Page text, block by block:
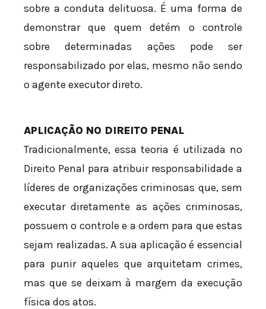
sobre a conduta delituosa. É uma forma de
demonstrar que quem detém o controle
sobre determinadas ações pode ser
responsabilizado por elas, mesmo não sendo
o agente executor direto.
APLICAÇÃO NO DIREITO PENAL
Tradicionalmente, essa teoria é utilizada no
Direito Penal para atribuir responsabilidade a
líderes de organizações criminosas que, sem
executar diretamente as ações criminosas,
possuem o controle e a ordem para que estas
sejam realizadas. A sua aplicação é essencial
para punir aqueles que arquitetam crimes,
mas que se deixam à margem da execução
física dos atos.